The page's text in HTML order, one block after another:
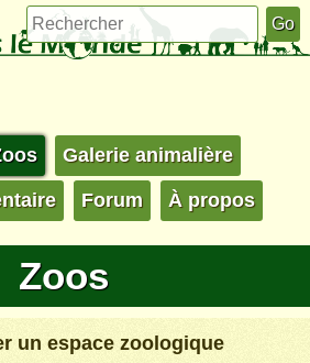
Galerie animalière
Forum À propos
Zoos
un espace zoologique